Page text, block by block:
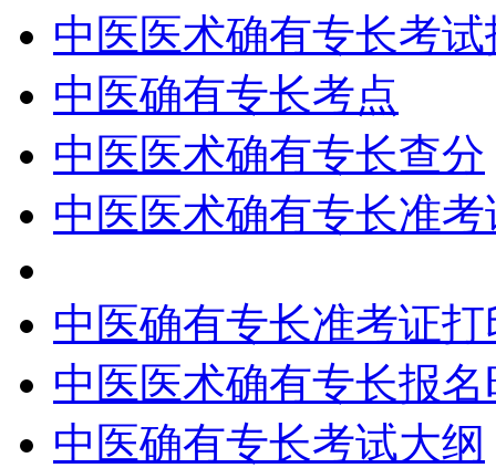
中医医术确有专长考
中医确有专长考点
中医医术确有专长查分
中医医术确有专长准
中医确有专长准考证打
中医医术确有专长报名
中医确有专长考试大纲